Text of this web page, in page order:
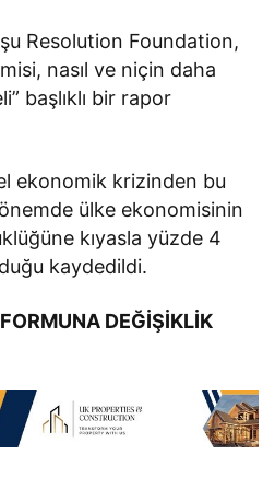
Resolution Foundation,
nasıl ve niçin daha
başlıklı bir rapor
ekonomik krizinden bu
ülke ekonomisinin
kıyasla yüzde 4
kaydedildi.
DEĞİŞİKLİK